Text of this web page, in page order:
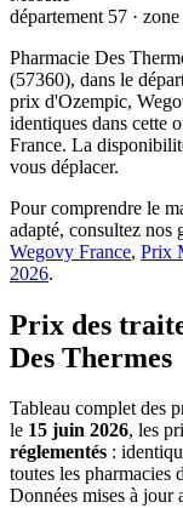
département 57 ·
Pharmacie Des
(57360), dans le
prix d'Ozempic,
identiques dans cette
France. La
vous déplacer.
Pour comprendre le
adapté, consultez nos
Wegovy France, Prix
2026.
Prix des
Des Thermes
Tableau complet des
le 15 juin 2026, les
réglementés :
toutes les pharmacies
Données mises à jour